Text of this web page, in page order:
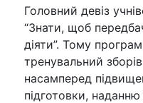
Головний девіз
“Знати, щоб
діяти”. Тому
тренувальний
насамперед
підготовки,